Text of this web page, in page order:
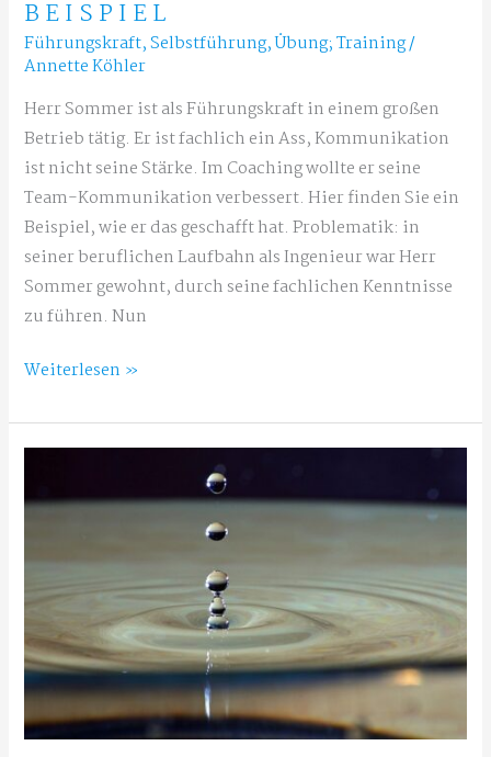
BEISPIEL
Führungskraft,Selbstführung,Übung; Training/
Annette Köhler
Herr Sommer ist als Führungskraft in einem großen
Betrieb tätig. Er ist fachlich ein Ass, Kommunikation
ist nicht seine Stärke. Im Coaching wollte er seine
Team-Kommunikation verbessert. Hier finden Sie ein
Beispiel, wie er das geschafft hat. Problematik: in
seiner beruflichen Laufbahn als Ingenieur war Herr
Sommer gewohnt, durch seine fachlichen Kenntnisse
zu führen. Nun
Selbstführung
Führungskräfte:
Weiterlesen »